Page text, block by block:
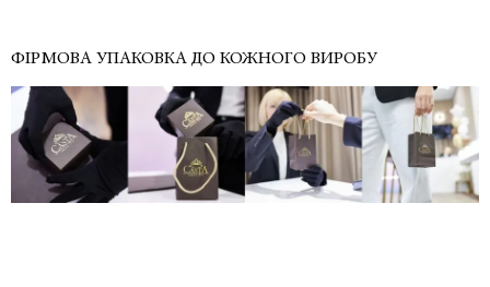
ФІРМОВА УПАКОВКА ДО КОЖНОГО ВИРОБУ